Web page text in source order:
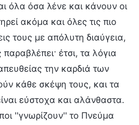
όλα όσα λένε και κάνουν οι
ακόμα και όλες τις πιο
τους με απόλυτη διαύγεια,
έτσι, τα λόγια
την καρδιά των
κάθε σκέψη τους, και τα
εύστοχα και αλάνθαστα.
''γνωρίζουν'' το Πνεύμα